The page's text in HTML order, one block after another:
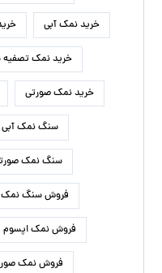
خرید نمک آبی
خرید نمک
خرید نمک صورتی
سنگ نمک آبی
سنگ نمک
فروش سنگ نمک
فروش نمک اپسوم
فروش نمک